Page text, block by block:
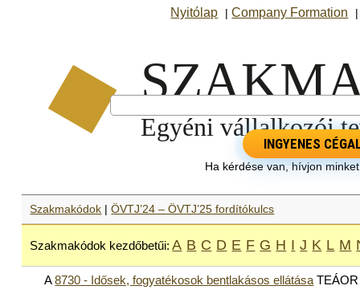
Nyitólap |Company Formation
INGYENES
Ha kérdése van, hívjon
Szakmakódok |ÖVTJ’24 – ÖVTJ’25 fordítókulcs
Szakmakódok kezdőbetűi: A B C D E F G H I J K L M
A8730 - Idősek, fogyatékosok bentlakásos ellátása